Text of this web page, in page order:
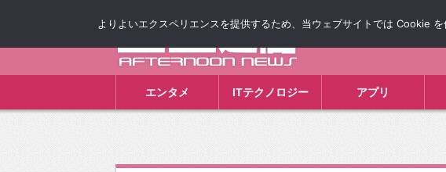
エンタメ ITテクノロジー アプリ
よりよいエクスペリエンスを提供するため、当ウェブサイトでは Cookie